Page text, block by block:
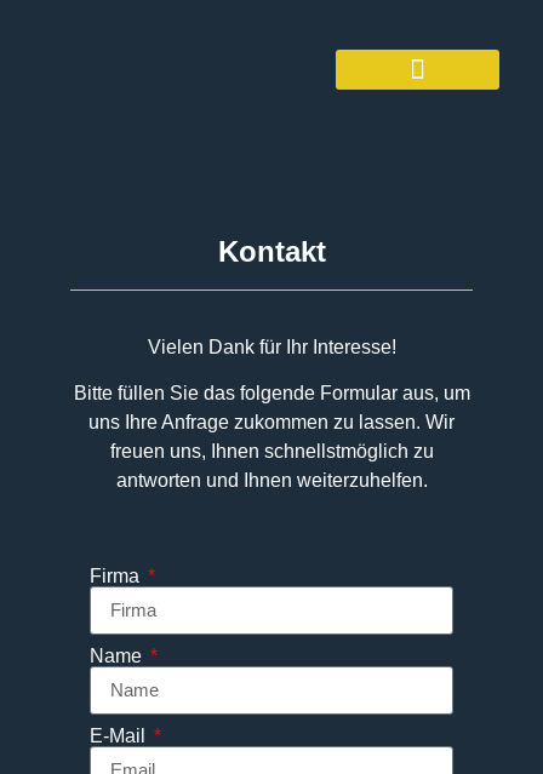
Kontakt
Vielen Dank für Ihr Interesse!
Bitte füllen Sie das folgende Formular aus, um
uns Ihre Anfrage zukommen zu lassen. Wir
freuen uns, Ihnen schnellstmöglich zu
antworten und Ihnen weiterzuhelfen.
Firma
Name
E-Mail